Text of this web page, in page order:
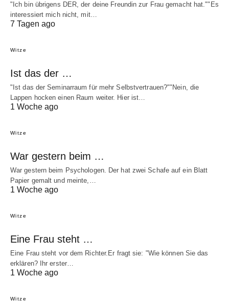
"Ich bin übrigens DER, der deine Freundin zur Frau gemacht hat.""Es
interessiert mich nicht, mit…
7 Tagen ago
Witze
Ist das der …
"Ist das der Seminarraum für mehr Selbstvertrauen?""Nein, die
Lappen hocken einen Raum weiter. Hier ist…
1 Woche ago
Witze
War gestern beim …
War gestern beim Psychologen. Der hat zwei Schafe auf ein Blatt
Papier gemalt und meinte,…
1 Woche ago
Witze
Eine Frau steht …
Eine Frau steht vor dem Richter.Er fragt sie: "Wie können Sie das
erklären? Ihr erster…
1 Woche ago
Witze